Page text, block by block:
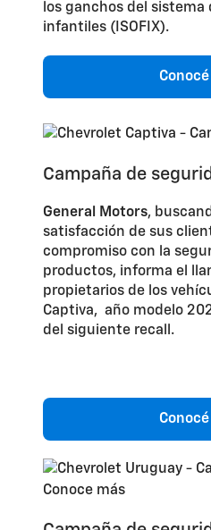
los ganchos del sistema
infantiles (ISOFIX).
Campaña de
General Motors,
satisfacción de sus
compromiso con la
productos, informa el
propietarios de los
Captiva, año modelo
del siguiente recall.